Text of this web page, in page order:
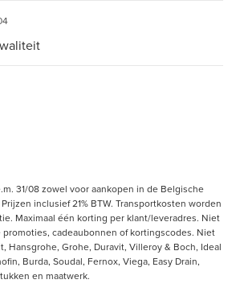
31/08 zowel voor aankopen in de Belgische
inclusief 21% BTW. Transportkosten worden
Maximaal één korting per klant/leveradres. Niet
cadeaubonnen of kortingscodes. Niet
Hansgrohe, Grohe, Duravit, Villeroy & Boch, Ideal
Burda, Soudal, Fernox, Viega, Easy Drain,
en maatwerk.